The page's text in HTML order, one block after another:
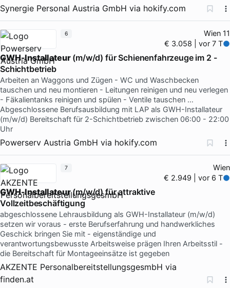
Synergie Personal Austria GmbH via hokify.com
Wien 11
€ 3.058 | vor 7 T
GWH-Installateur(m/w/d) für Schienenfahrzeuge im 2 -
Schichtbetrieb
Arbeiten an Waggons und Zügen - WC und Waschbecken
tauschen und neu montieren - Leitungen reinigen und neu verlegen
- Fäkalientanks reinigen und spülen - Ventile tauschen …
Abgeschlossene Berufsausbildung mit LAP als GWH-Installateur
(m/w/d) Bereitschaft für 2-Schichtbetrieb zwischen 06:00 - 22:00
Uhr
Powerserv Austria GmbH via hokify.com
6
Wien
€ 2.949 | vor 6 T
GWH-Installateur(m/w/d) für attraktive
Vollzeitbeschäftigung
abgeschlossene Lehrausbildung als GWH-Installateur (m/w/d)
setzen wir voraus - erste Berufserfahrung und handwerkliches
Geschick bringen Sie mit - eigenständige und
verantwortungsbewusste Arbeitsweise prägen Ihren Arbeitsstil -
die Bereitschaft für Montageeinsätze ist gegeben
AKZENTE PersonalbereitstellungsgesmbH via
finden.at
7